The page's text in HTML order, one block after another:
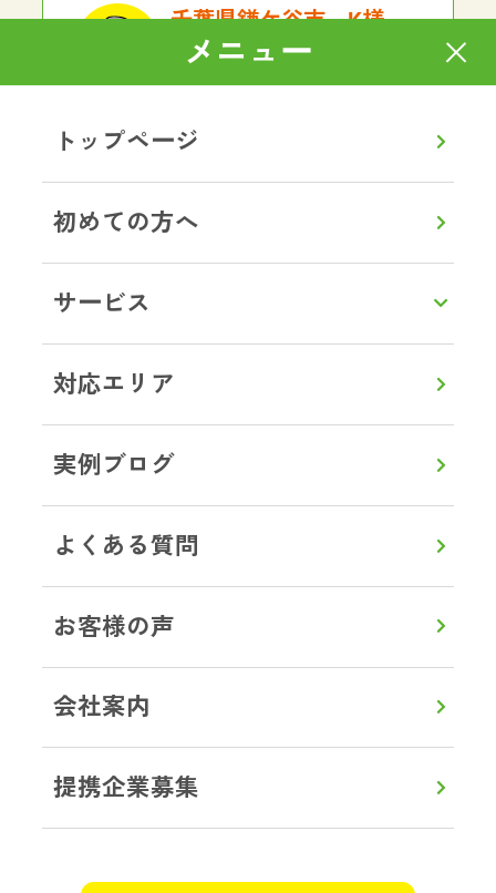
メニュー
トップページ
初めての方へ
サービス
対応エリア
実例ブログ
よくある質問
お客様の声
会社案内
提携企業募集
千葉県鎌ケ谷市 K様
遺品整理
した。想像以上にスムーズで大満足
でした！作業はとても手際がよく、
あっという間に運び出していただけ
ました。作業員の方も感じがよく、
終始丁寧で安心してお任せできまし
た。料金も明朗で、最初から最後ま
本当に助かりました。また何かあれ
ばぜひお願いしたいと思います。あ
ゴミ屋敷片付け
一人暮らしをしていた母が孤独死し
ているとの連絡が。部屋はゴミ屋敷
め立ち合いは出来ませんでしたが、
詳しく説明してくださり、見積もり
も明確で作業中もこまめに連絡をい
くありませんでした。